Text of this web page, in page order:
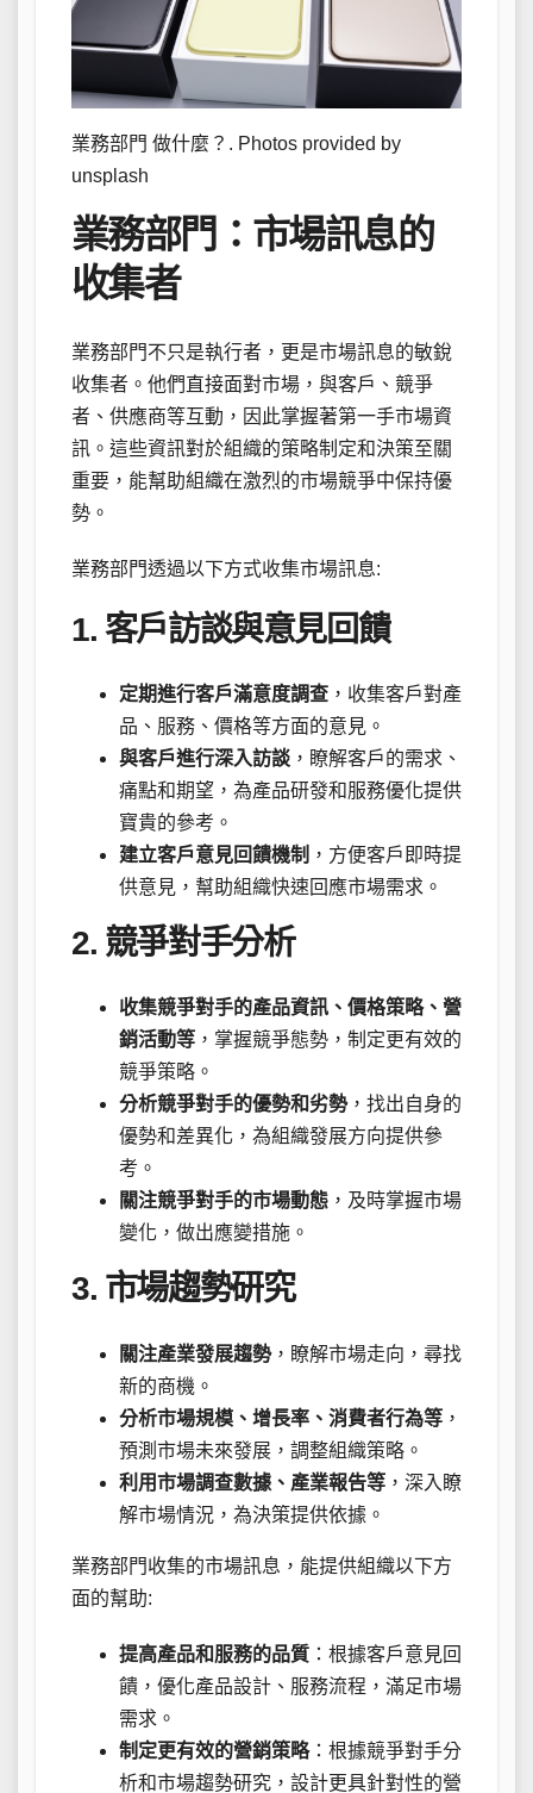
業務部門 做什麼？. Photos provided by
unsplash
業務部門：市場訊息的
收集者
業務部門不只是執行者，更是市場訊息的敏銳
收集者。他們直接面對市場，與客戶、競爭
者、供應商等互動，因此掌握著第一手市場資
訊。這些資訊對於組織的策略制定和決策至關
重要，能幫助組織在激烈的市場競爭中保持優
勢。
業務部門透過以下方式收集市場訊息:
1. 客戶訪談與意見回饋
定期進行客戶滿意度調查 ，收集客戶對產
品、服務、價格等方面的意見。
與客戶進行深入訪談 ，瞭解客戶的需求、
痛點和期望，為產品研發和服務優化提供
寶貴的參考。
建立客戶意見回饋機制 ，方便客戶即時提
供意見，幫助組織快速回應市場需求。
2. 競爭對手分析
收集競爭對手的產品資訊、價格策略、營
銷活動等 ，掌握競爭態勢，制定更有效的
競爭策略。
分析競爭對手的優勢和劣勢，找出自身的
優勢和差異化，為組織發展方向提供參
考。
關注競爭對手的市場動態 ，及時掌握市場
變化，做出應變措施。
3. 市場趨勢研究
關注產業發展趨勢，瞭解市場走向，尋找
新的商機。
分析市場規模、增長率、消費者行為等 ，
預測市場未來發展，調整組織策略。
利用市場調查數據、產業報告等 ，深入瞭
解市場情況，為決策提供依據。
業務部門收集的市場訊息，能提供組織以下方
面的幫助:
提高產品和服務的品質 ：根據客戶意見回
饋，優化產品設計、服務流程，滿足市場
需求。
制定更有效的營銷策略：根據競爭對手分
析和市場趨勢研究，設計更具針對性的營